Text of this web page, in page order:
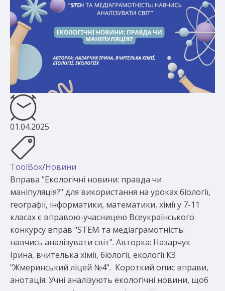
01.04.2025
ToolBox/Новини
Вправа "Екологічні новини: правда чи
маніпуляція?" для використання на уроках біології,
географії, інформатики, математики, хімії у 7-11
класах є вправою-учасницею Всеукраїнського
конкурсу вправ "STEM та медіаграмотність:
навчись аналізувати світ". Авторка: Назарчук
Ірина, вчителька хімії, біології, екології КЗ
"Жмеринський ліцей №4". Короткий опис вправи,
анотація: Учні аналізують екологічні новини, щоб